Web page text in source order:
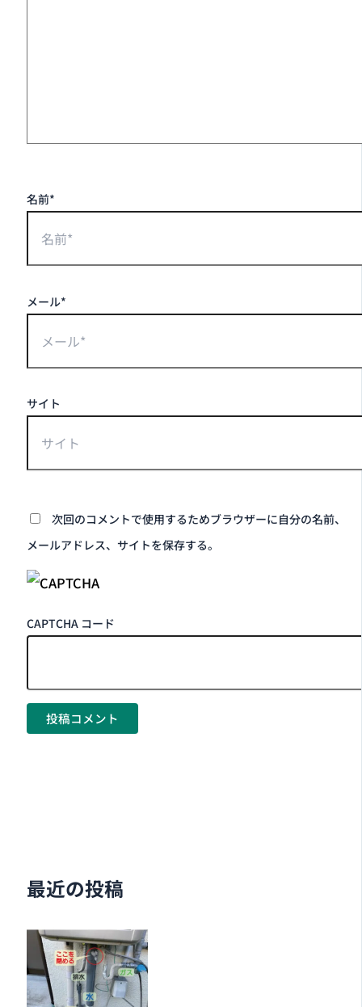
名前*
メール*
サイト
次回のコメントで使用するためブラウザーに自分の名前、
メールアドレス、サイトを保存する。
CAPTCHA コード
最近の投稿